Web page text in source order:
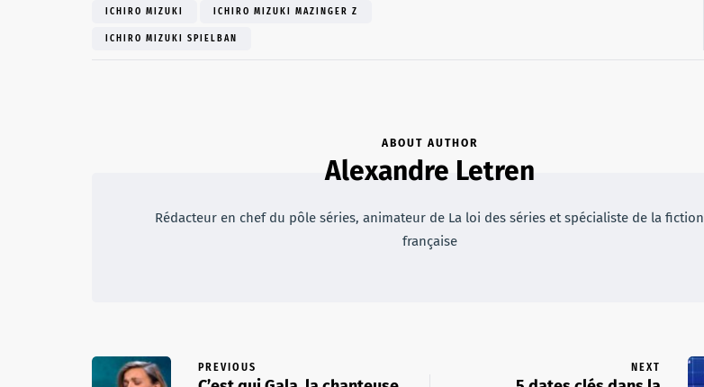
ICHIRO MIZUKI ICHIRO MIZUKI MAZINGER Z
ICHIRO MIZUKI SPIELBAN
ABOUT AUTHOR
Alexandre Letren
Rédacteur en chef du pôle séries, animateur de La loi des séries et spécialiste de la fiction
française
PREVIOUS NEXT